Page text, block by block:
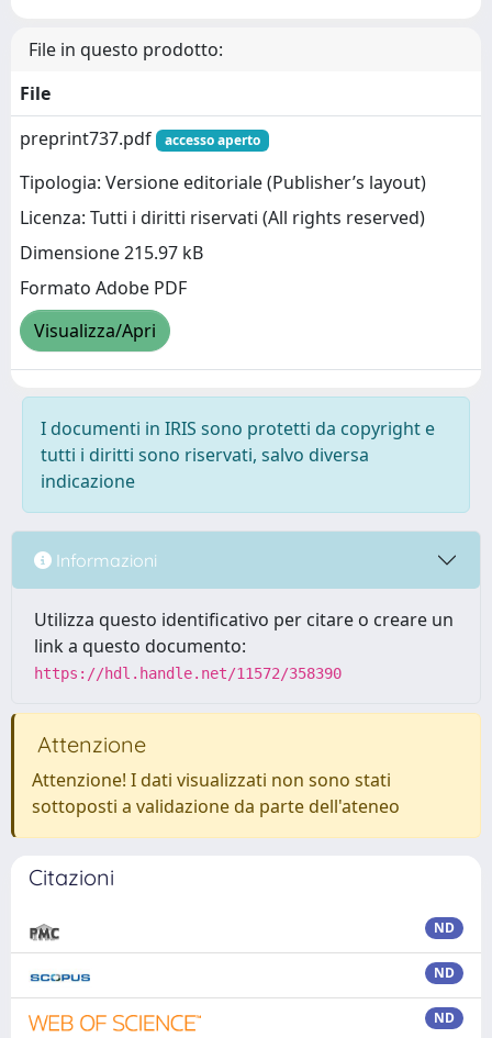
File in questo prodotto:
File
preprint737.pdf
accesso aperto
Tipologia: Versione editoriale (Publisher’s layout)
Licenza: Tutti i diritti riservati (All rights reserved)
Dimensione 215.97 kB
Formato Adobe PDF
Visualizza/Apri
I documenti in IRIS sono protetti da copyright e
tutti i diritti sono riservati, salvo diversa
indicazione
Informazioni
Utilizza questo identificativo per citare o creare un
link a questo documento:
https://hdl.handle.net/11572/358390
Attenzione
Attenzione! I dati visualizzati non sono stati
sottoposti a validazione da parte dell'ateneo
Citazioni
ND
ND
ND